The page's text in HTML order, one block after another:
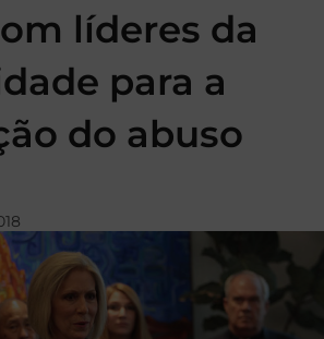
líderes da
para a
do abuso